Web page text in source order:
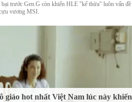
bại trước Gen.G còn khiến HLE "kế thừa" luôn vấn đề
vương MSI.
giáo hot nhất Việt Nam lúc này khiến